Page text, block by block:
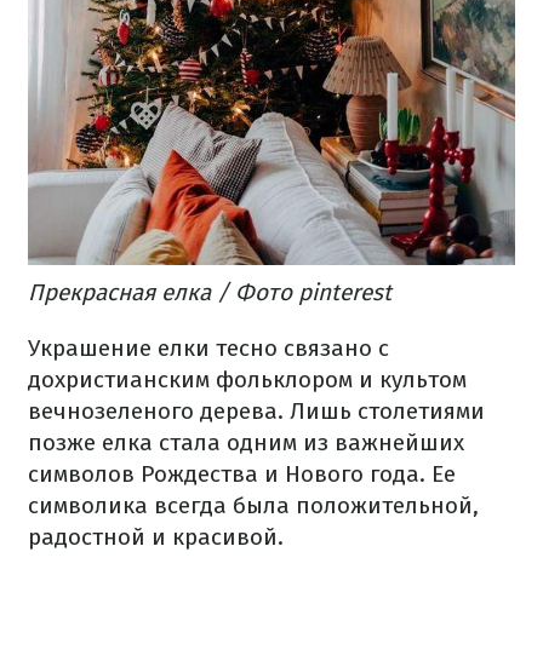
Прекрасная елка/ Фото pinterest
Украшение елки тесно связано с
дохристианским фольклором и культом
вечнозеленого дерева. Лишь столетиями
позже елка стала одним из важнейших
символов Рождества и Нового года. Ее
символика всегда была положительной,
радостной и красивой.